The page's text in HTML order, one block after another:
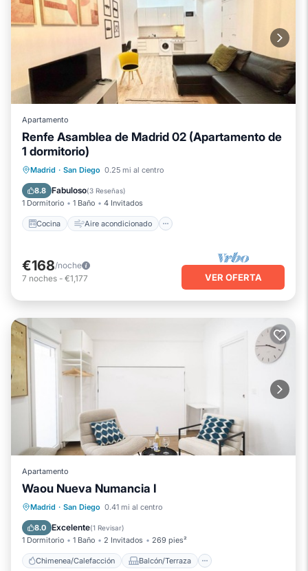
Apartamento
Renfe Asamblea de Madrid 02 (Apartamento de
1 dormitorio)
Madrid · San Diego 0.25 mi al centro
8.8 Fabuloso(3 Reseñas)
1 Dormitorio 1 Baño 4 Invitados
Cocina Aire acondicionado
Cocina
Aire acondicionado
Apto para niños
€168/noche
7 noches - €1,177 VER OFERTA
Apartamento
Waou Nueva Numancia I
Madrid · San Diego 0.41 mi al centro
8.0 Excelente(1 Revisar)
1 Dormitorio 1 Baño 2 Invitados 269 pies²
Chimenea/Calefacción Balcón/Terraza
Chimenea/Calefacción
Se admiten mascotas